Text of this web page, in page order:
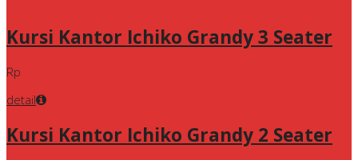
Kursi Kantor Ichiko Grandy 3 Seater
Rp
detail
Kursi Kantor Ichiko Grandy 2 Seater